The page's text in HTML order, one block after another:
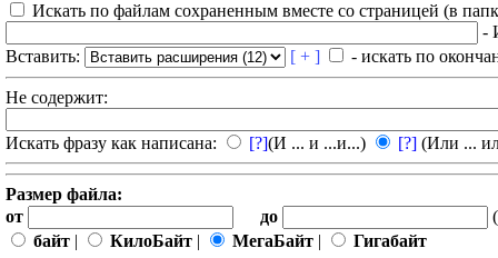
Искать по файлам сохраненным вместе со страницей (в
-
Вставить:
[ + ] - искать по
Не содержит:
Искать фразу как написана: [?](И ... и ...и...) [?] (Или ...
Размер файла:
от
до
байт | КилоБайт | МегаБайт | Гигабайт